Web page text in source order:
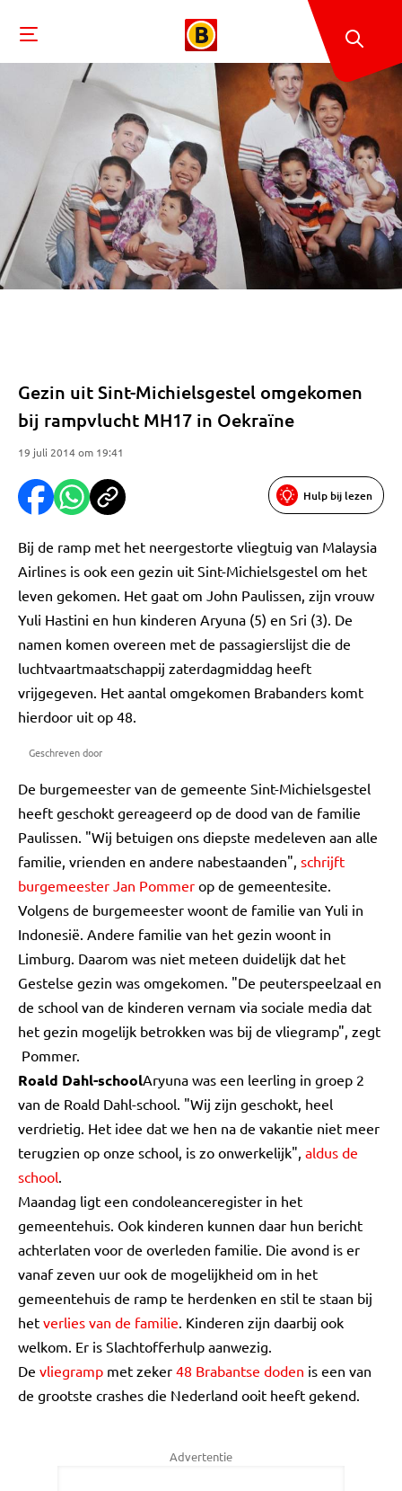
Gezin uit Sint-Michielsgestel omgekomen
bij rampvlucht MH17 in Oekraïne
19 juli 2014 om 19:41
Hulp bij lezen
Bij de ramp met het neergestorte vliegtuig van Malaysia
Airlines is ook een gezin uit Sint-Michielsgestel om het
leven gekomen. Het gaat om John Paulissen, zijn vrouw
Yuli Hastini en hun kinderen Aryuna (5) en Sri (3). De
namen komen overeen met de passagierslijst die de
luchtvaartmaatschappij zaterdagmiddag heeft
vrijgegeven. Het aantal omgekomen Brabanders komt
hierdoor uit op 48.
Geschreven door
De burgemeester van de gemeente Sint-Michielsgestel
heeft geschokt gereageerd op de dood van de familie
Paulissen. "Wij betuigen ons diepste medeleven aan alle
familie, vrienden en andere nabestaanden", schrijft
burgemeester Jan Pommer op de gemeentesite.
Volgens de burgemeester woont de familie van Yuli in
Indonesië. Andere familie van het gezin woont in
Limburg. Daarom was niet meteen duidelijk dat het
Gestelse gezin was omgekomen. "De peuterspeelzaal en
de school van de kinderen vernam via sociale media dat
het gezin mogelijk betrokken was bij de vliegramp", zegt
Pommer.
Roald Dahl-schoolAryuna was een leerling in groep 2
van de Roald Dahl-school. "Wij zijn geschokt, heel
verdrietig. Het idee dat we hen na de vakantie niet meer
terugzien op onze school, is zo onwerkelijk", aldus de
school.
Maandag ligt een condoleanceregister in het
gemeentehuis. Ook kinderen kunnen daar hun bericht
achterlaten voor de overleden familie. Die avond is er
vanaf zeven uur ook de mogelijkheid om in het
gemeentehuis de ramp te herdenken en stil te staan bij
het verlies van de familie. Kinderen zijn daarbij ook
welkom. Er is Slachtofferhulp aanwezig.
De vliegramp met zeker 48 Brabantse doden is een van
de grootste crashes die Nederland ooit heeft gekend.
Advertentie